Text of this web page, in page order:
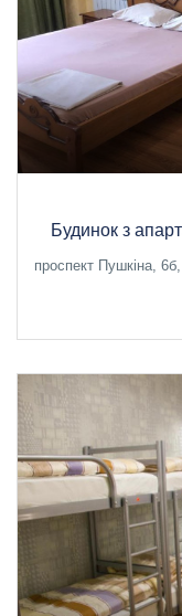
Будинок з
проспект Пушкіна,